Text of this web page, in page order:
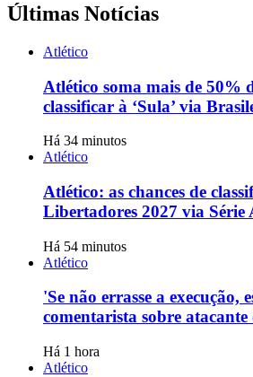
Últimas Notícias
Atlético
Atlético soma mais de 50%
classificar à ‘Sula’ via
Há 34 minutos
Atlético
Atlético: as chances de
Libertadores 2027 via Série
Há 54 minutos
Atlético
'Se não errasse a execução,
comentarista sobre
Há 1 hora
Atlético